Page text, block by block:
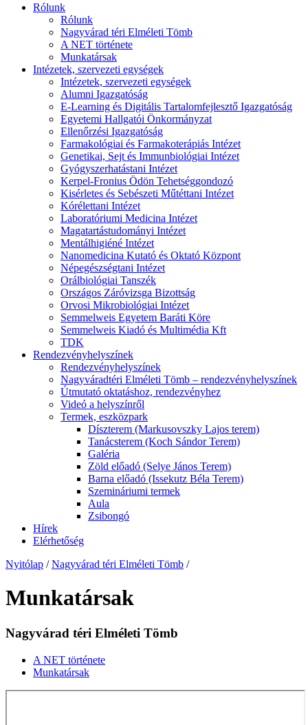
Rólunk
Rólunk
Nagyvárad téri Elméleti Tömb
A NET története
Munkatársak
Intézetek, szervezeti egységek
Intézetek, szervezeti egységek
Alumni Igazgatóság
E-Learning és Digitális Tartalomfejlesztő Igazgatóság
Egyetemi Hallgatói Önkormányzat
Ellenőrzési Igazgatóság
Farmakológiai és Farmakoterápiás Intézet
Genetikai, Sejt és Immunbiológiai Intézet
Gyógyszerhatástani Intézet
Kerpel-Fronius Ödön Tehetséggondozó
Kisérletes és Sebészeti Műtéttani Intézet
Kórélettani Intézet
Laboratóriumi Medicina Intézet
Magatartástudományi Intézet
Mentálhigiéné Intézet
Nanomedicina Kutató és Oktató Központ
Népegészségtani Intézet
Orálbiológiai Tanszék
Országos Záróvizsga Bizottság
Orvosi Mikrobiológiai Intézet
Semmelweis Egyetem Baráti Köre
Semmelweis Kiadó és Multimédia Kft
TDK
Rendezvényhelyszínek
Rendezvényhelyszínek
Nagyváradtéri Elméleti Tömb – rendezvényhelyszínek
Útmutató oktatáshoz, rendezvényhez
Videó a helyszínről
Termek, eszközpark
Díszterem (Markusovszky Lajos terem)
Tanácsterem (Koch Sándor Terem)
Galéria
Zöld előadó (Selye János Terem)
Barna előadó (Issekutz Béla Terem)
Szemináriumi termek
Aula
Zsibongó
Hírek
Elérhetőség
Nyitólap / Nagyvárad téri Elméleti Tömb /
Munkatársak
Nagyvárad téri Elméleti Tömb
A NET története
Munkatársak